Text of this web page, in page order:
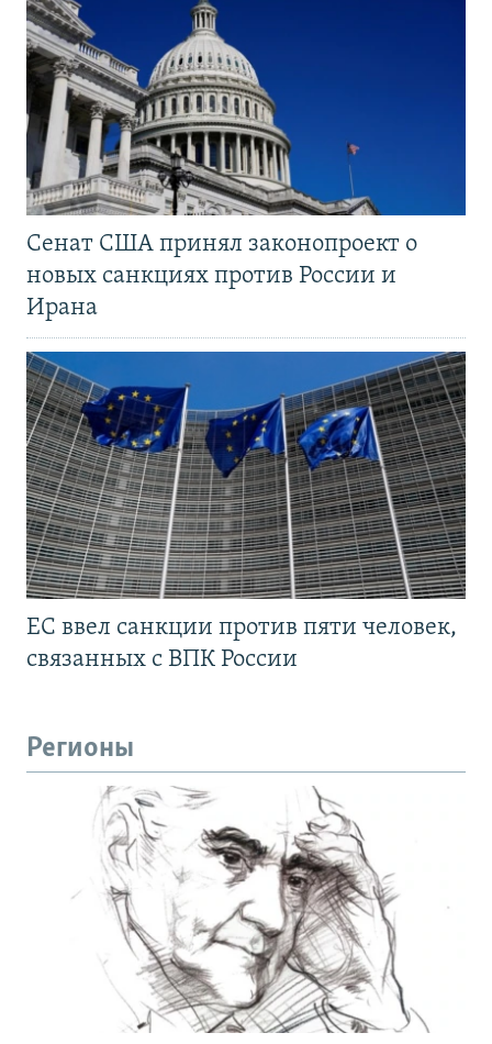
Сенат США принял законопроект о
новых санкциях против России и
Ирана
ЕС ввел санкции против пяти человек,
связанных с ВПК России
Регионы